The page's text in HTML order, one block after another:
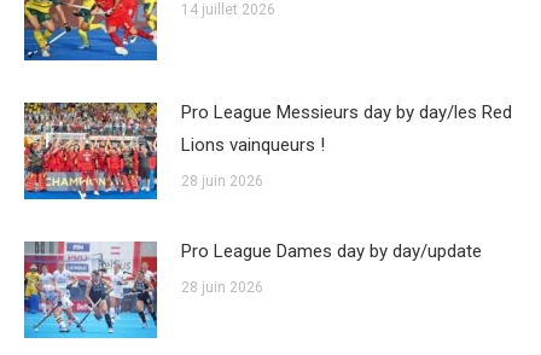
14 juillet 2026
Pro League Messieurs day by day/les Red
Lions vainqueurs !
28 juin 2026
Pro League Dames day by day/update
28 juin 2026